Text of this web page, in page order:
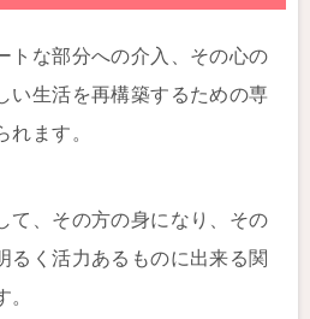
トな部分への介入、その心の
い生活を再構築するための専
れます。
て、その方の身になり、その
るく活力あるものに出来る関